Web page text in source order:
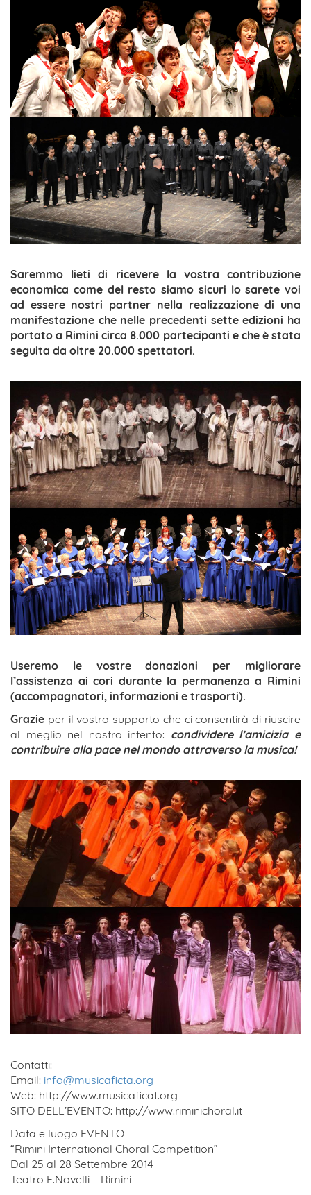
Saremmo lieti di ricevere la vostra contribuzione
economica come del resto siamo sicuri lo sarete voi
ad essere nostri partner nella realizzazione di una
manifestazione che nelle precedenti sette edizioni ha
portato a Rimini circa 8.000 partecipanti e che è stata
seguita da oltre 20.000 spettatori.
Useremo le vostre donazioni per migliorare
l’assistenza ai cori durante la permanenza a Rimini
(accompagnatori, informazioni e trasporti).
Grazie per il vostro supporto che ci consentirà di riuscire
al meglio nel nostro intento: condividere l’amicizia e
contribuire alla pace nel mondo attraverso la musica!
Contatti:
Email: info@musicaficta.org
Web: http://www.musicaficat.org
SITO DELL’EVENTO: http://www.riminichoral.it
Data e luogo EVENTO
“Rimini International Choral Competition”
Dal 25 al 28 Settembre 2014
Teatro E.Novelli – Rimini